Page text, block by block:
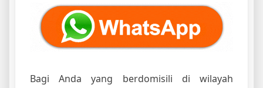
Bagi Anda yang berdomisili di wilayah